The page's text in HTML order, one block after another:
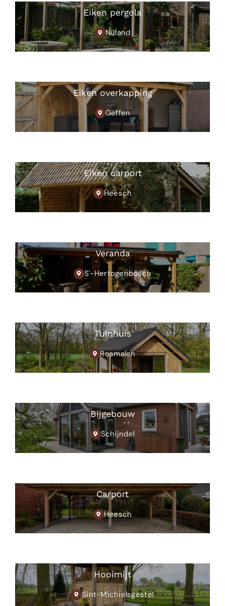
Eiken pergola
Nuland
Eiken overkapping
Geffen
Eiken carport
Heesch
Veranda
S'-Hertogenbosch
Tuinhuis
Rosmalen
Bijgebouw
Schijndel
Carport
Heesch
Hooimijt
Sint-Michielsgestel